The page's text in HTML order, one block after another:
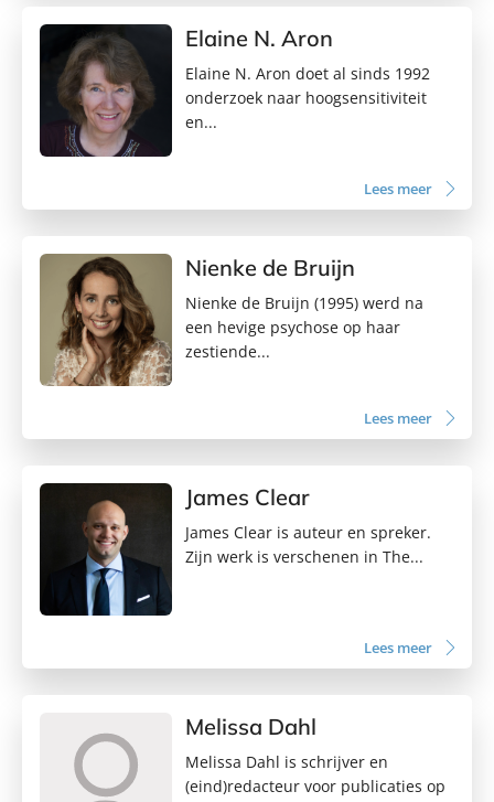
Elaine N. Aron
Elaine N. Aron doet al sinds 1992
onderzoek naar hoogsensitiviteit
en...
Lees meer
Nienke de Bruijn
Nienke de Bruijn (1995) werd na
een hevige psychose op haar
zestiende...
Lees meer
James Clear
James Clear is auteur en spreker.
Zijn werk is verschenen in The...
Lees meer
Melissa Dahl
Melissa Dahl is schrijver en
(eind)redacteur voor publicaties op